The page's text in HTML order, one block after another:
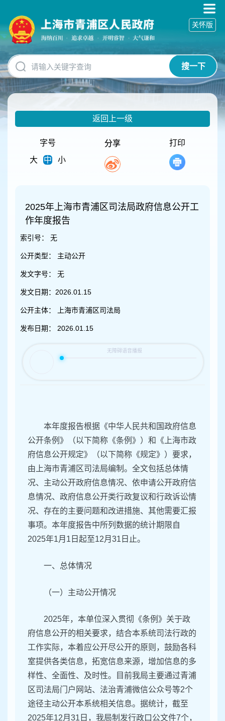
碍
操
明
跳
转
到
网
搜一下
关怀版
返回上一级
字号
大
中 小
分享 打印
2025年上海市青浦区司法局政府信息公开工
作年度报告
索引号： 无
公开类型： 主动公开
发文字号： 无
发文日期： 2026.01.15
公开主体： 上海市青浦区司法局
发布日期： 2026.01.15
本年度报告根据《中华人民共和国政府信息
公开条例》（以下简称《条例》）和《上海市政
府信息公开规定》（以下简称《规定》）要求，
由上海市青浦区司法局编制。全文包括总体情
况、主动公开政府信息情况、依申请公开政府信
息情况、政府信息公开类行政复议和行政诉讼情
况、存在的主要问题和改进措施、其他需要汇报
事项。本年度报告中所列数据的统计期限自
2025年1月1日起至12月31日止。
一、总体情况
（一）主动公开情况
2025年，本单位深入贯彻《条例》关于政
府信息公开的相关要求，结合本系统司法行政的
工作实际，本着应公开尽公开的原则，鼓励各科
室提供各类信息，拓宽信息来源，增加信息的多
样性、全面性、及时性。目前我局主要通过青浦
区司法局门户网站、法治青浦微信公众号等2个
途径主动公开本系统相关信息。据统计，截至
2025年12月31日，我局制发行政口公文件7个，